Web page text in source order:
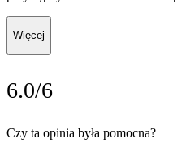
Więcej
6.0/6
Czy ta opinia była pomocna?